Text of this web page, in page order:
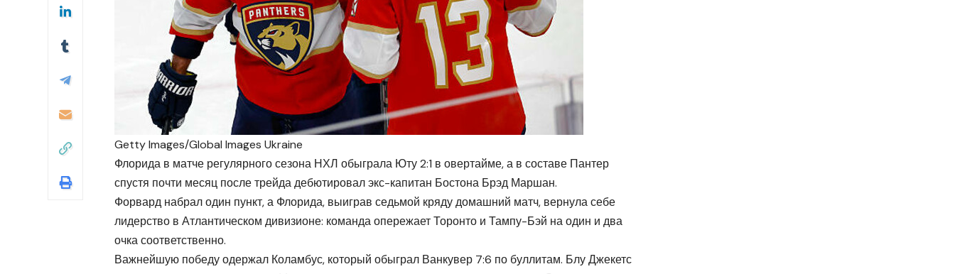
Getty Images/Global Images Ukraine
Флорида в матче регулярного сезона НХЛ обыграла Юту 2:1 в овертайме, а в составе Пантер
спустя почти месяц после трейда дебютировал экс-капитан Бостона Брэд Маршан.
Форвард набрал один пункт, а Флорида, выиграв седьмой кряду домашний матч, вернула себе
лидерство в Атлантическом дивизионе: команда опережает Торонто и Тампу-Бэй на один и два
очка соответственно.
Важнейшую победу одержал Коламбус, который обыграл Ванкувер 7:6 по буллитам. Блу Джекетс